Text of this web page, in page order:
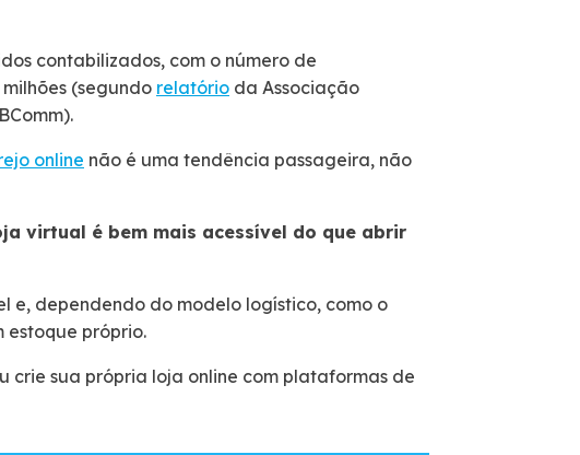
contabilizados, com o número de
(segundo relatório da Associação
online não é uma tendência passageira, não
virtual é bem mais acessível do que abrir
e, dependendo do modelo logístico, como o
estoque próprio.
crie sua própria loja online com plataformas de